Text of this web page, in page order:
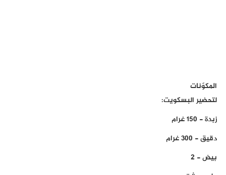
المكوّنات
لتحضير البسكويت:
زبدة - 150 غرام
دقيق - 300 غرام
بيض - 2